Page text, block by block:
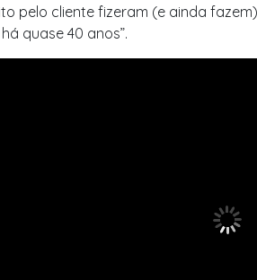
pelo cliente fizeram (e ainda
quase 40 anos”.